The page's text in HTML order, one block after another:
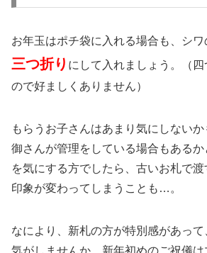
お年玉はポチ袋に入れる場合も、シ
三つ折り にして入れましょう。（
ので好ましくありません）
もらうお子さんはあまり気にしない
御さんが管理をしている場合もある
を気にする方でしたら、古いお札で
印象が変わってしまうことも…。
なにより、新札の方が特別感があっ
気がしませんか。新年初めのご祝儀は